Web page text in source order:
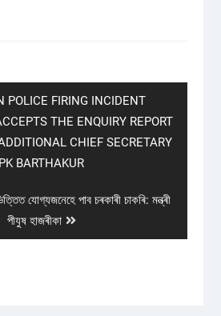
POLICE FIRING INCIDENT
THE ENQUIRY REPORT
CHIEF SECRETARY
PK BARTHAKUR
যোগ্যজনেহে পাব চৰকাৰী চাকৰি: মন্ত্ৰী
পীযুষ হাজৰীকা